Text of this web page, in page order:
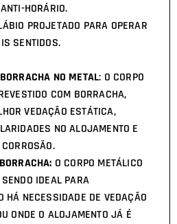
HORÁRIO.
PROJETADO PARA OPERAR
SENTIDOS.
NO METAL: O CORPO
COM BORRACHA,
VEDAÇÃO ESTÁTICA,
NO ALOJAMENTO E
O CORPO METÁLICO
IDEAL PARA
HÁ NECESSIDADE DE VEDAÇÃO
ONDE O ALOJAMENTO JÁ É